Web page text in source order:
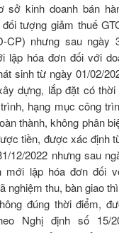
sở kinh doanh bán
tượng giảm thuế
CP) nhưng sau ngày
lập hóa đơn đối với
sinh từ ngày 01/02/
dựng, lắp đặt có thời
hạng mục công
thành, không phân
tiền, được xác định
12/2022 nhưng sau
mới lập hóa đơn đối
nghiệm thu, bàn giao
đúng thời điểm,
Nghị định số 15/